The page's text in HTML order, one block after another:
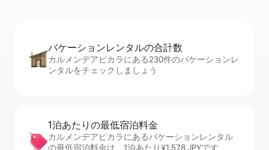
バケーションレ⁠ン⁠タ⁠ル⁠の合⁠計⁠数
カルメンデアピカラにある230件のバケーションレ
ンタルをチェックしましょう
1泊あたりの最⁠低⁠宿⁠泊⁠料⁠金
カルメンデアピカラにあるバケーションレンタル
の最低宿泊料金は、1泊あたり¥1,578 JPYです